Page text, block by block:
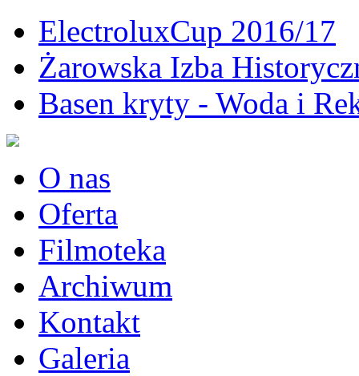
ElectroluxCup 2016/17
Żarowska Izba
Basen kryty - Woda i
O nas
Oferta
Filmoteka
Archiwum
Kontakt
Galeria